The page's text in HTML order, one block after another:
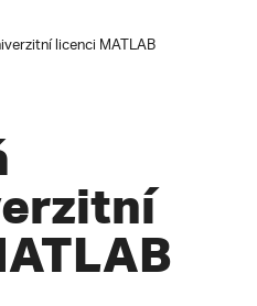
licenci MATLAB